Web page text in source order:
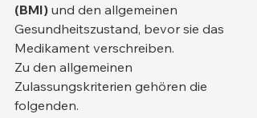
(BMI) und den allgemeinen
Gesundheitszustand, bevor sie das
Medikament verschreiben.
Zu den allgemeinen
Zulassungskriterien gehören die
folgenden.